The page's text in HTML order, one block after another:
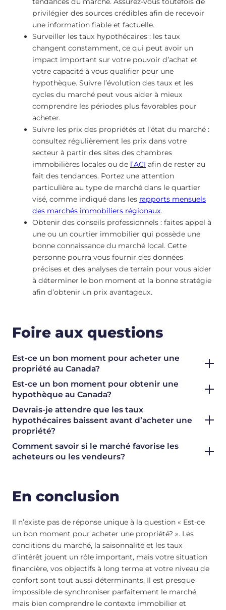
privilégier des sources crédibles afin de recevoir
une information fiable et factuelle.
Surveiller les taux hypothécaires : les taux
changent constamment, ce qui peut avoir un
impact important sur votre pouvoir d’achat et
votre capacité à vous qualifier pour une
hypothèque. Suivre l’évolution des taux et les
cycles du marché peut vous aider à mieux
comprendre les périodes plus favorables pour
acheter.
Suivre les prix des propriétés et l’état du marché :
consultez régulièrement les prix dans votre
secteur à partir des sites des chambres
immobilières locales ou de l’ACI afin de rester au
fait des tendances. Portez une attention
particulière au type de marché dans le quartier
visé, comme indiqué dans les rapports mensuels
des marchés immobiliers régionaux.
Obtenir des conseils professionnels : faites appel à
une ou un courtier immobilier qui possède une
bonne connaissance du marché local. Cette
personne pourra vous fournir des données
précises et des analyses de terrain pour vous aider
à déterminer le bon moment et la bonne stratégie
afin d’obtenir un prix avantageux.
Foire aux questions
Est-ce un bon moment pour acheter une
propriété au Canada?
Est-ce un bon moment pour obtenir une
hypothèque au Canada?
Devrais-je attendre que les taux
hypothécaires baissent avant d’acheter une
propriété?
Comment savoir si le marché favorise les
acheteurs ou les vendeurs?
En conclusion
Il n’existe pas de réponse unique à la question « Est-ce
un bon moment pour acheter une propriété? ». Les
conditions du marché, la saisonnalité et les taux
d’intérêt jouent un rôle important, mais votre situation
financière, vos objectifs à long terme et votre niveau de
confort sont tout aussi déterminants. Il est presque
impossible de synchroniser parfaitement le marché,
mais bien comprendre le contexte immobilier et